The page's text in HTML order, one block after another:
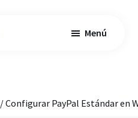
Menú
/Configurar PayPal Estándar en